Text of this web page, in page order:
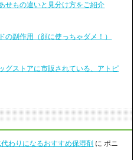
せもの違いと見分け方をご紹介
の副作用（顔に使っちゃダメ！）
グストアに市販されている、アトピ
わりになるおすすめ保湿剤 に ポニ